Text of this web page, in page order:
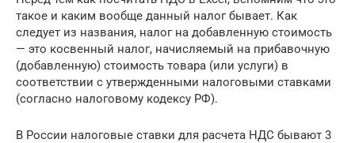
такое и каким вообще данный налог бывает. Как
следует из названия, налог на добавленную стоимость
— это косвенный налог, начисляемый на прибавочную
(добавленную) стоимость товара (или услуги) в
соответствии с утвержденными налоговыми ставками
(согласно налоговому кодексу РФ).
В России налоговые ставки для расчета НДС бывают 3